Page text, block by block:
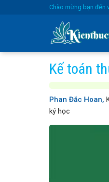
Chào mừng bạn đến
Kế toán
Phan Đắc Hoan,
ký học